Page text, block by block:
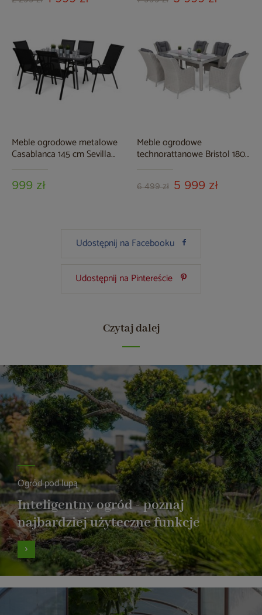
Meble ogrodowe metalowe
Casablanca 145 cm Sevilla
999 zł
Meble ogrodowe
technorattanowe Bristol 180
6 499 zł 5 999 zł
Udostępnij na Facebooku
Udostępnij na Pintereście
Czytaj dalej
Ogród pod lupą
Inteligentny ogród - poznaj
najbardziej użyteczne funkcje